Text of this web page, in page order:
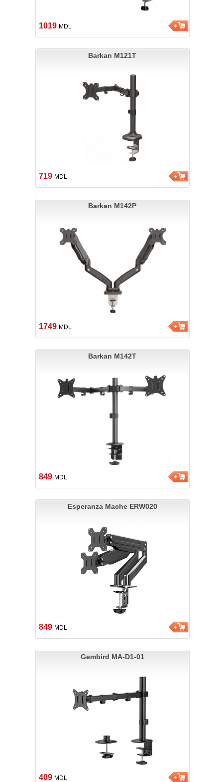
1019 MDL
Barkan M121T
719 MDL
Barkan M142P
1749 MDL
Barkan M142T
849 MDL
Esperanza Mache ERW020
849 MDL
Gembird MA-D1-01
409 MDL